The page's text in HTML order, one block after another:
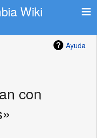
Wiki
Ayuda
con